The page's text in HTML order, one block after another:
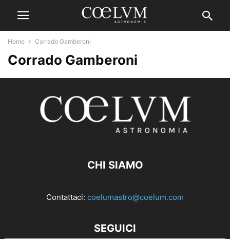
Home Corrado Gamberoni
Corrado Gamberoni
CHI SIAMO
Contattaci: coelumastro@coelum.com
SEGUICI